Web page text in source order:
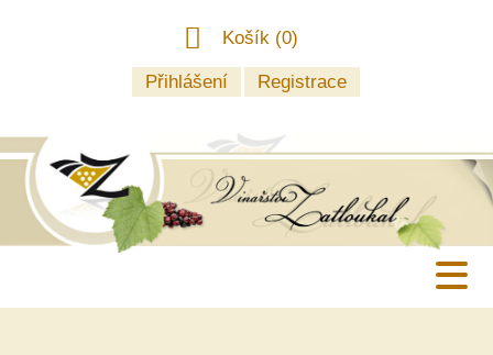
Košík (0)
Přihlášení Registrace